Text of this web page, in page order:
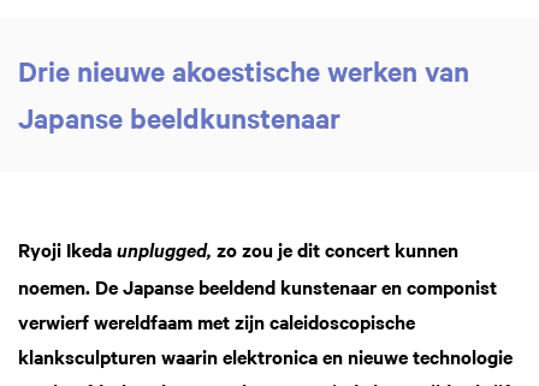
Drie nieuwe akoestische werken van
Japanse beeldkunstenaar
Ryoji Ikeda unplugged, zo zou je dit concert kunnen
noemen. De Japanse beeldend kunstenaar en componist
verwierf wereldfaam met zijn caleidoscopische
klanksculpturen waarin elektronica en nieuwe technologie